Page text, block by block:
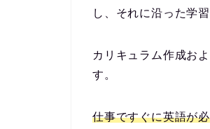
し、それに沿った学
カリキュラム作成お
す。
仕事ですぐに英語が